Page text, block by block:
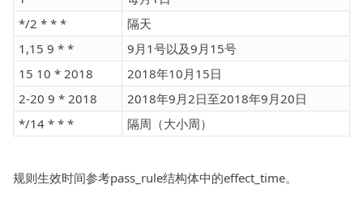
*/2 * * *
隔天
1,15 9 * *
9月1号以及9月15号
15 10 * 2018
2018年10月15日
2-20 9 * 2018
2018年9月2日至2018年9月20日
*/14 * * *
隔周（大小周）
规则生效时间参考pass_rule结构体中的effect_time。